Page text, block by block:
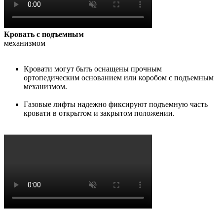
Кровать с подъемным
механизмом
Кровати могут быть оснащены прочным
ортопедическим основанием или коробом с подъемным
механизмом.
Газовые лифты надежно фиксируют подъемную часть
кровати в открытом и закрытом положении.